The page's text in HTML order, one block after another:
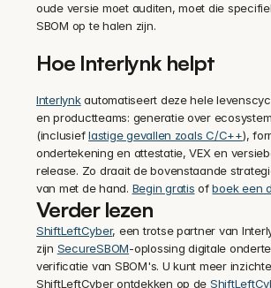
oude versie moet auditen, moet die
SBOM op te halen zijn.
Hoe Interlynk helpt
Interlynk automatiseert deze hele
en productteams: generatie over
(inclusief lastige gevallen zoals C/C++),
ondertekening en attestatie, VEX en
release. Zo draait de bovenstaande
van met de hand. Begin gratis of boek een
Verder lezen
ShiftLeftCyber, een trotse partner van
zijn SecureSBOM-oplossing digitale
verificatie van SBOM's. U kunt meer
ShiftLeftCyber ontdekken op de